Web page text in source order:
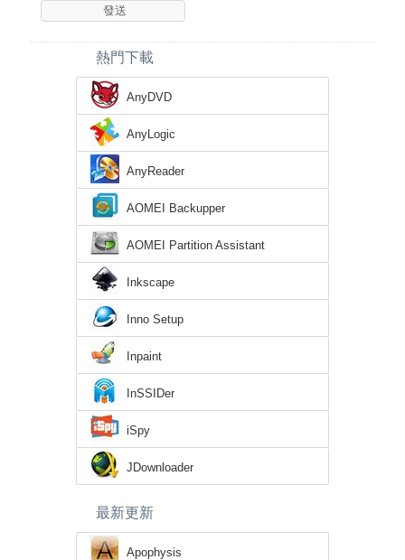
熱門下載
AnyDVD
AnyLogic
AnyReader
AOMEI Backupper
AOMEI Partition Assistant
Inkscape
Inno Setup
Inpaint
InSSIDer
iSpy
JDownloader
最新更新
Apophysis